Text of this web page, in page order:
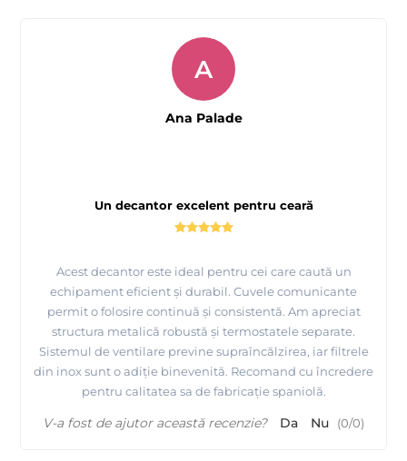
Un decantor excelent pentru ceară
Acest decantor este ideal pentru cei care caută un
echipament eficient și durabil. Cuvele comunicante
permit o folosire continuă și consistentă. Am apreciat
structura metalică robustă și termostatele separate.
Sistemul de ventilare previne supraîncălzirea, iar filtrele
din inox sunt o adiție binevenită. Recomand cu încredere
pentru calitatea sa de fabricație spaniolă.
A
Ana Palade
V-a fost de ajutor această recenzie? Da Nu (0/0)